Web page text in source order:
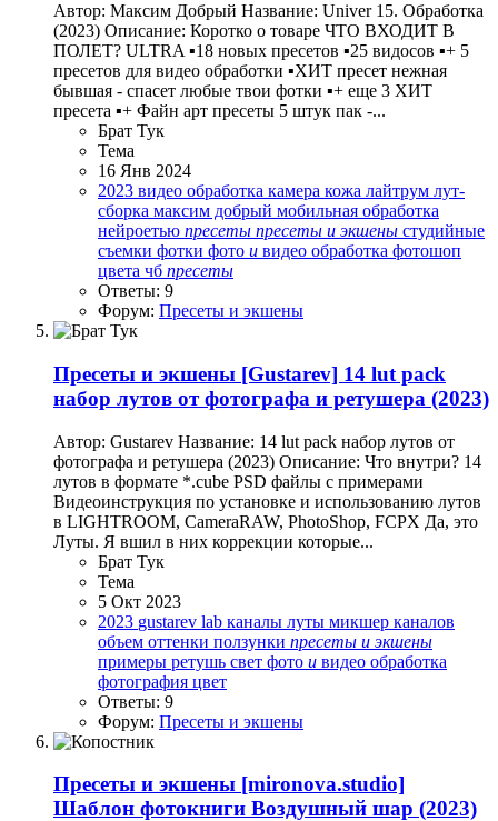
Автор: Максим Добрый Название: Univer 15. Обработка
(2023) Описание: Коротко о товаре ЧТО ВХОДИТ В
ПОЛЕТ? ULTRA ▪️18 новых пресетов ▪️25 видосов ▪️+ 5
пресетов для видео обработки ▪️ХИТ пресет нежная
бывшая - спасет любые твои фотки ▪️+ еще 3 ХИТ
пресета ▪️+ Файн арт пресеты 5 штук пак -...
Брат Тук
Тема
16 Янв 2024
2023 видео обработка камера кожа лайтрум лут-
сборка максим добрый мобильная обработка
нейроетью пресеты пресеты и экшены студийные
съемки фотки фото и видео обработка фотошоп
цвета чб пресеты
Ответы: 9
Форум: Пресеты и экшены
Пресеты и экшены [Gustarev] 14 lut pack
набор лутов от фотографа и ретушера (2023)
Автор: Gustarev Название: 14 lut pack набор лутов от
фотографа и ретушера (2023) Описание: Что внутри? 14
лутов в форматe *.cube PSD файлы с примерами
Видеоинструкция по установке и использованию лутов
в LIGHTROOM, CameraRAW, PhotoShop, FCPX Да, это
Луты. Я вшил в них коррекции которые...
Брат Тук
Тема
5 Окт 2023
2023 gustarev lab каналы луты микшер каналов
объем оттенки ползунки пресеты и экшены
примеры ретушь свет фото и видео обработка
фотография цвет
Ответы: 9
Форум: Пресеты и экшены
Пресеты и экшены [mironova.studio]
Шаблон фотокниги Воздушный шар (2023)